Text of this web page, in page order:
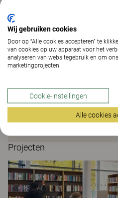
versie met een L-frame en
comfort en stimuleert ze
van de rug. De stoel kan in
versteld en de hogere
studenten mee kunnen
stapelbaar voor flexibiliteit
gemakkelijk schoon te
scala aan kleuren en
Projecten
Wij gebruiken cookies
Door op “Alle cookies accepteren” te
van cookies op uw apparaat voor het
analyseren van websitegebruik en om
marketingprojecten.
Cookie-instellingen
Alle cookies